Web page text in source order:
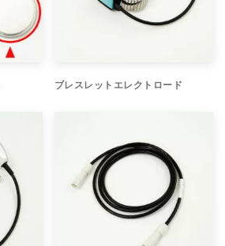
ブレスレットエレクトロード